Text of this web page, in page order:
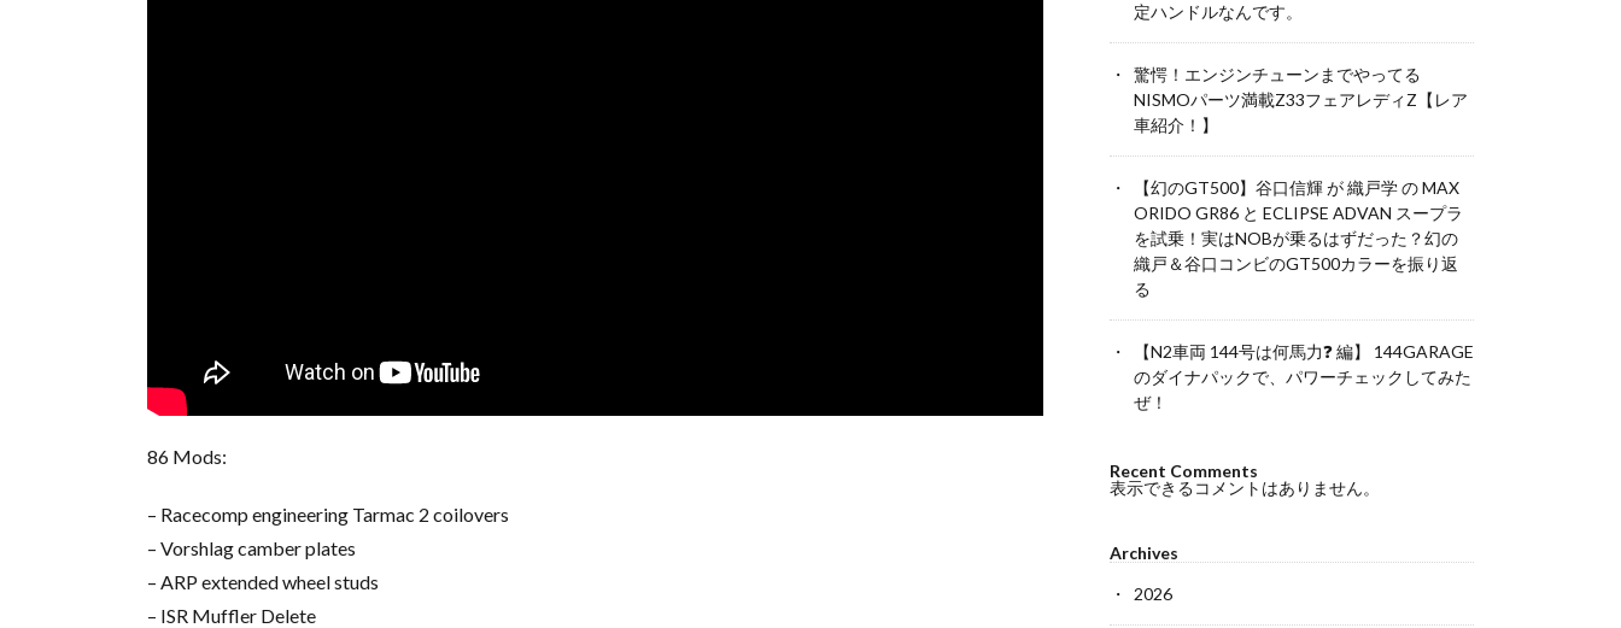
86 Mods:
– Racecomp engineering Tarmac 2 coilovers
– Vorshlag camber plates
– ARP extended wheel studs
– ISR Muffler Delete
定ハンドルなんです。
驚愕！エンジンチューンまでやってる
NISMOパーツ満載Z33フェアレディZ【レア
車紹介！】
【幻のGT500】谷口信輝 が 織戸学 の MAX
ORIDO GR86 と ECLIPSE ADVAN スープラ
を試乗！実はNOBが乗るはずだった？幻の
織戸＆谷口コンビのGT500カラーを振り返
る
【N2車両 144号は何馬力❓ 編】 144GARAGE
のダイナパックで、パワーチェックしてみた
ぜ！
Recent Comments
表示できるコメントはありません。
Archives
2026